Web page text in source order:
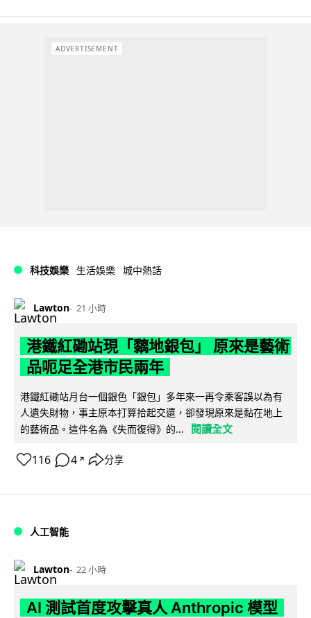
ADVERTISEMENT
科技娛樂 生活娛樂 城中熱話
Lawton 21 小時
港鐵紅磡站現「黐地銀包」 原來是藝術
品呃足全港市民兩年
港鐵紅磡站月台一個銀色「銀包」多年來一再令乘客誤以為有
人遺失財物，事主原本打算拾起交還，卻發現原來是黏在地上
的藝術品。這件名為《失而復得》的...
閱讀全文
116 4 ↗ 分享
人工智能
Lawton 22 小時
AI 測試首度攻擊真人 Anthropic 模型